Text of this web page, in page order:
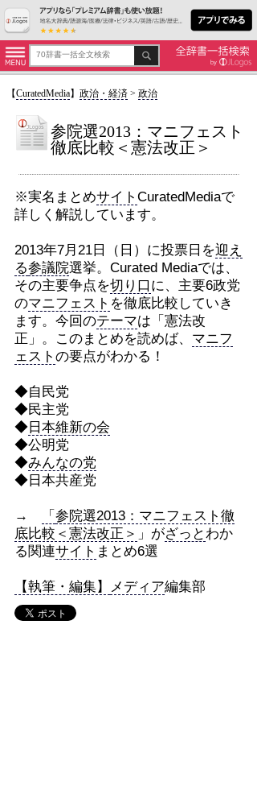
【CuratedMedia】 政治・経済> 政治
参院選2013：マニフェスト
徹底比較＜憲法改正＞
※実名まとめサイト CuratedMediaで
詳しく解説しています。
2013年7月21日（日）に投票日を迎え
る参議院選挙。Curated Mediaでは、
その主要争点を切り口 に、主要6政党
のマニフェスト を徹底比較していき
ます。今回のテーマは「憲法改
正」。このまとめを読めば、 マニフ
ェスト の要点がわかる！
◆自民党
◆民主党
◆日本維新の会
◆公明党
◆みんなの党
◆日本共産党
→ 「 参院選2013：マニフェスト徹
底比較＜憲法改正＞ 」がざっとわか
る関連サイト まとめ6選
【執筆・編集】 メディア編集部